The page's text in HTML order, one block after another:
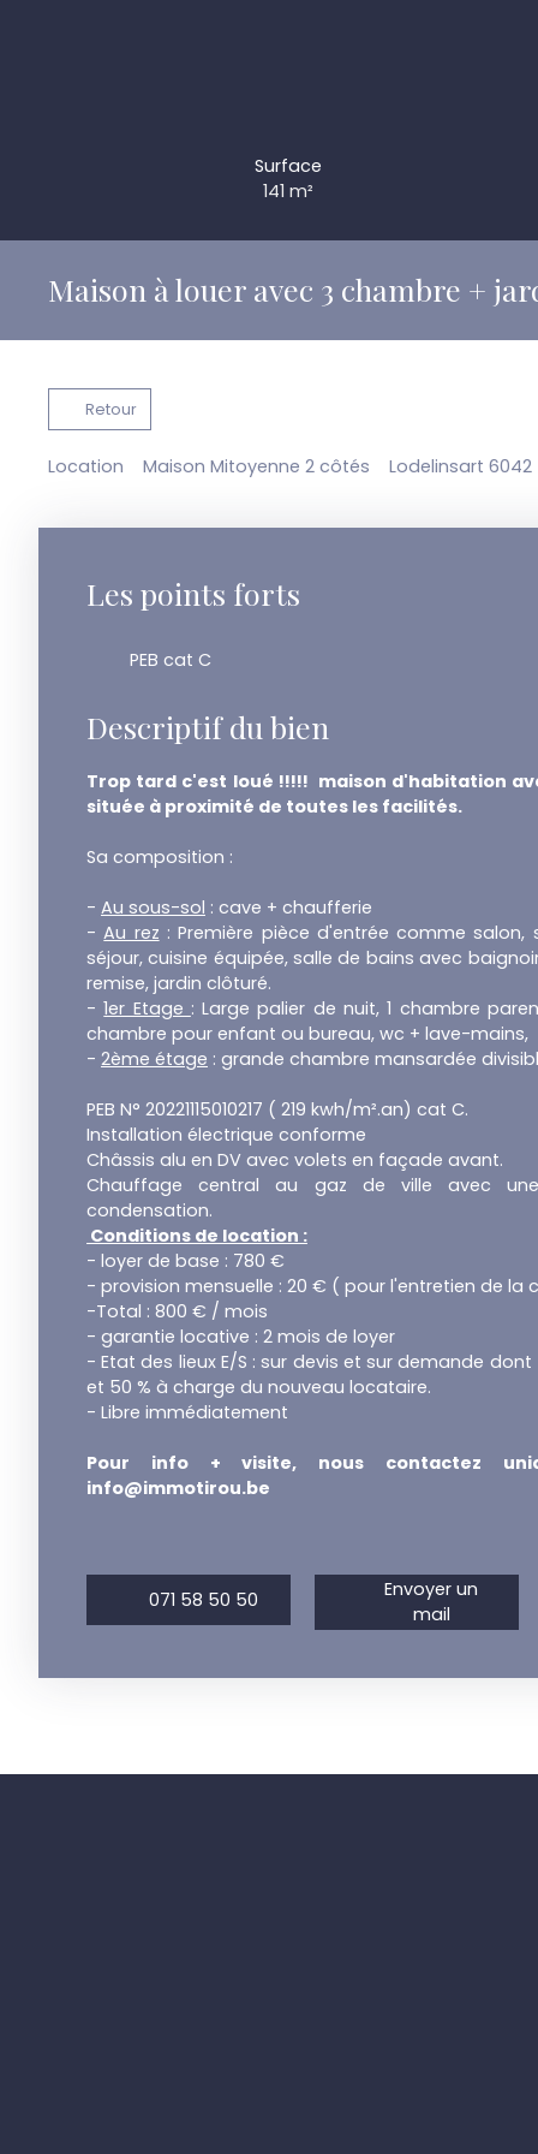
Surface
141m²
Maison à louer avec 3 chambre +
Retour
Location Maison Mitoyenne 2 côtés Lodelinsart 6042
Les points forts
PEB cat C
Descriptif du bien
Trop tard c'est loué !!!!! maison d'habitation
située à proximité de toutes les facilités.
Sa composition :
- Au sous-sol : cave + chaufferie
-Au rez : Première pièce d'entrée comme
séjour, cuisine équipée, salle de bains avec
remise, jardin clôturé.
-1er Etage : Large palier de nuit, 1 chambre
chambre pour enfant ou bureau, wc + lave-mains,
- 2ème étage : grande chambre mansardée
PEB N° 20221115010217 ( 219 kwh/m².an) cat C.
Installation électrique conforme
Châssis alu en DV avec volets en façade avant.
Chauffage central au gaz de ville avec
condensation.
Conditions de location :
- loyer de base : 780 €
- provision mensuelle : 20 € ( pour l'entretien de la
-Total : 800 € / mois
- garantie locative : 2 mois de loyer
- Etat des lieux E/S : sur devis et sur demande
et 50 % à charge du nouveau locataire.
- Libre immédiatement
Pour info + visite, nous contactez
info@immotirou.be
071 58 50 50
Envoyer un
mail